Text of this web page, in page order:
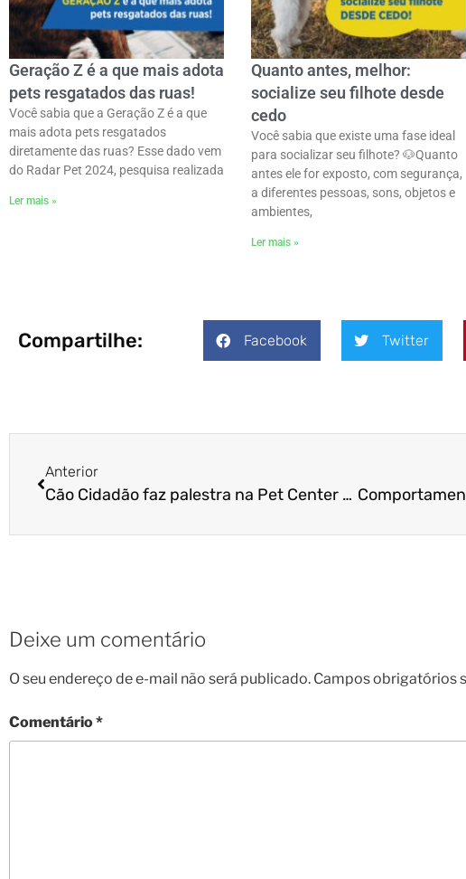
Geração Z é a que mais adota
pets resgatados das ruas!
Você sabia que a Geração Z é a que
mais adota pets resgatados
diretamente das ruas? Esse dado vem
do Radar Pet 2024, pesquisa realizada
Ler mais »
Quanto antes, melhor:
socialize seu filhote desde
cedo
Você sabia que existe uma fase ideal
para socializar seu filhote? 🐶ㅤQuanto
antes ele for exposto, com segurança,
a diferentes pessoas, sons, objetos e
ambientes,
Ler mais »
Compartilhe: Facebook Twitter
Anterior
Cão Cidadão faz palestra na Pet Center Marginal sobre filhotes
Deixe um comentário
O seu endereço de e-mail não será publicado. Campos obrigatórios
Comentário*